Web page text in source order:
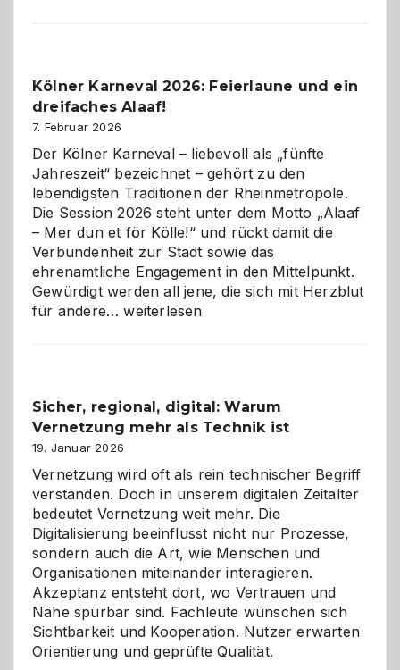
geworden
Kölner Karneval 2026: Feierlaune und ein
dreifaches Alaaf!
7. Februar 2026
Der Kölner Karneval – liebevoll als „fünfte
Jahreszeit“ bezeichnet – gehört zu den
lebendigsten Traditionen der Rheinmetropole.
Die Session 2026 steht unter dem Motto „Alaaf
– Mer dun et för Kölle!“ und rückt damit die
Verbundenheit zur Stadt sowie das
ehrenamtliche Engagement in den Mittelpunkt.
Gewürdigt werden all jene, die sich mit Herzblut
für andere…Kölner
ein
dreifaches
Alaaf!
weiterlesen
Sicher, regional, digital: Warum
Vernetzung mehr als Technik ist
19. Januar 2026
Vernetzung wird oft als rein technischer Begriff
verstanden. Doch in unserem digitalen Zeitalter
bedeutet Vernetzung weit mehr. Die
Digitalisierung beeinflusst nicht nur Prozesse,
sondern auch die Art, wie Menschen und
Organisationen miteinander interagieren.
Akzeptanz entsteht dort, wo Vertrauen und
Nähe spürbar sind. Fachleute wünschen sich
Sichtbarkeit und Kooperation. Nutzer erwarten
Orientierung und geprüfte Qualität.